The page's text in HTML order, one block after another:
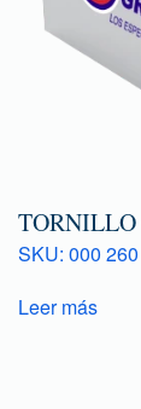
TORNILLO
SKU: 000
Leer más